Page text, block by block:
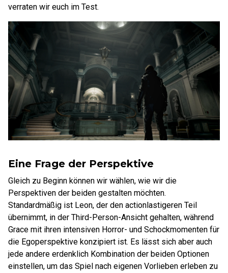
verraten wir euch im Test.
Eine Frage der Perspektive
Gleich zu Beginn können wir wählen, wie wir die
Perspektiven der beiden gestalten möchten.
Standardmäßig ist Leon, der den actionlastigeren Teil
übernimmt, in der Third-Person-Ansicht gehalten, während
Grace mit ihren intensiven Horror- und Schockmomenten für
die Egoperspektive konzipiert ist. Es lässt sich aber auch
jede andere erdenklich Kombination der beiden Optionen
einstellen, um das Spiel nach eigenen Vorlieben erleben zu